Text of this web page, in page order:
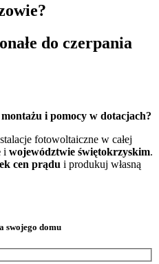
do czerpania
i pomocy w dotacjach?
fotowoltaiczne w całej
i województwie świętokrzyskim.
cen prądu i produkuj własną
swojego domu